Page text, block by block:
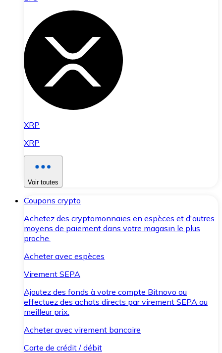
XRP
XRP
Voir toutes
Coupons crypto
Achetez des cryptomonnaies en espèces et d'autres
moyens de paiement dans votre magasin le plus
proche.
Acheter avec espèces
Virement SEPA
Ajoutez des fonds à votre compte Bitnovo ou
effectuez des achats directs par virement SEPA au
meilleur prix.
Acheter avec virement bancaire
Carte de crédit / débit